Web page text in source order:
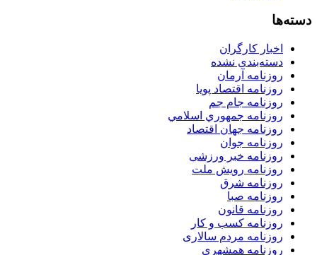
دسته‌ها
اخبار کارگران
دسته‌بندی نشده
روزنامه آرمان
روزنامه اقتصاد پویا
روزنامه جام جم
روزنامه جمهوري اسلامي
روزنامه جهان اقتصاد
روزنامه جوان
روزنامه خبر ورزشى
روزنامه رویش ملت
روزنامه شرق
روزنامه صبا
روزنامه قانون
روزنامه كسب و كار
روزنامه مردم سالاری
روزنامه همشهری